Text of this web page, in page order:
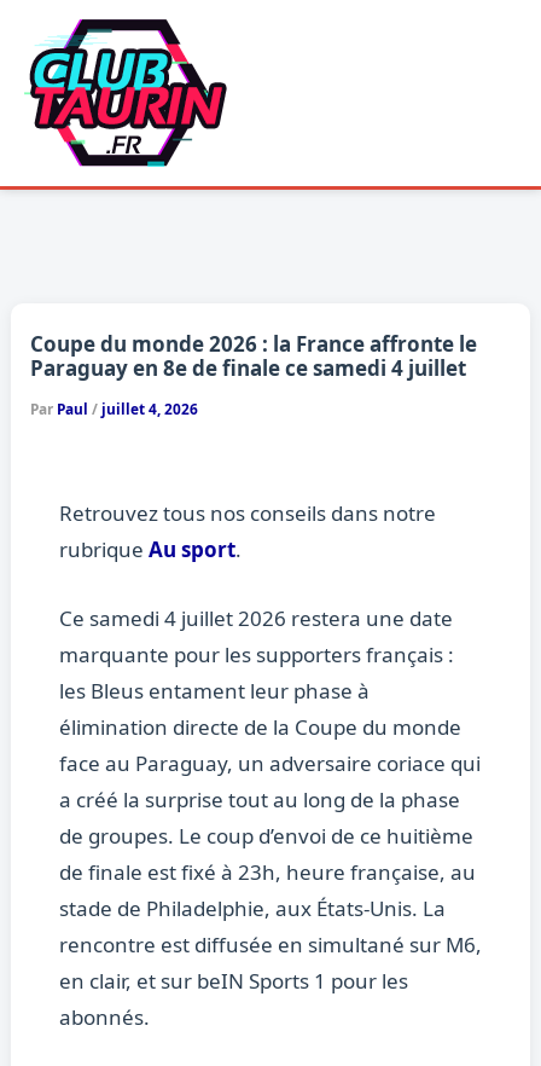
contenu
Coupe du monde 2026 : la France affronte le
Paraguay en 8e de finale ce samedi 4 juillet
Par Paul / juillet 4, 2026
Retrouvez tous nos conseils dans notre
rubrique Au sport.
Ce samedi 4 juillet 2026 restera une date
marquante pour les supporters français :
les Bleus entament leur phase à
élimination directe de la Coupe du monde
face au Paraguay, un adversaire coriace qui
a créé la surprise tout au long de la phase
de groupes. Le coup d’envoi de ce huitième
de finale est fixé à 23h, heure française, au
stade de Philadelphie, aux États-Unis. La
rencontre est diffusée en simultané sur M6,
en clair, et sur beIN Sports 1 pour les
abonnés.